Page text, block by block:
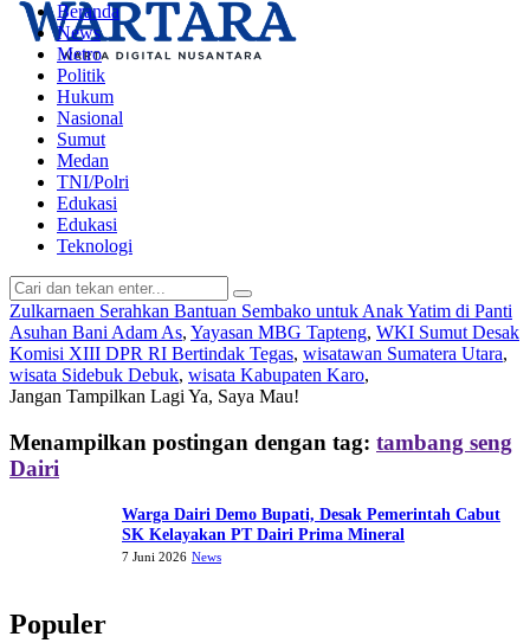
Beranda
News
Metro
Politik
Hukum
Nasional
Sumut
Medan
TNI/Polri
Edukasi
Edukasi
Teknologi
Zulkarnaen Serahkan Bantuan Sembako untuk Anak Yatim di Panti
Asuhan Bani Adam As, Yayasan MBG Tapteng, WKI Sumut Desak
Komisi XIII DPR RI Bertindak Tegas, wisatawan Sumatera Utara,
wisata Sidebuk Debuk, wisata Kabupaten Karo,
Jangan Tampilkan LagiYa, Saya Mau!
Menampilkan postingan dengan tag: tambang seng
Dairi
Warga Dairi Demo Bupati, Desak Pemerintah Cabut
SK Kelayakan PT Dairi Prima Mineral
7 Juni 2026 News
Populer